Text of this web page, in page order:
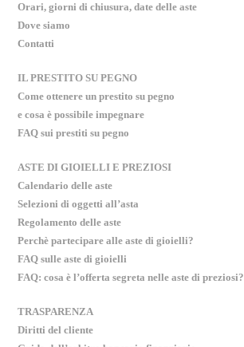
Orari, giorni di chiusura, date delle aste
Dove siamo
Contatti
IL PRESTITO SU PEGNO
Come ottenere un prestito su pegno
e cosa è possibile impegnare
FAQ sui prestiti su pegno
ASTE DI GIOIELLI E PREZIOSI
Calendario delle aste
Selezioni di oggetti all’asta
Regolamento delle aste
Perchè partecipare alle aste di gioielli?
FAQ sulle aste di gioielli
FAQ: cosa è l’offerta segreta nelle aste di preziosi?
TRASPARENZA
Diritti del cliente